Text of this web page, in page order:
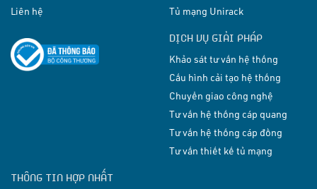
Liên hệ
Tủ mạng Unirack
DỊCH VỤ GIẢI PHÁP
Khảo sát tư vấn hệ thống
Cấu hình cải tạo hệ thống
Chuyển giao công nghệ
Tư vấn hệ thống cáp quang
Tư vấn hệ thống cáp đồng
Tư vấn thiết kế tủ mạng
THÔNG TIN HỢP NHẤT